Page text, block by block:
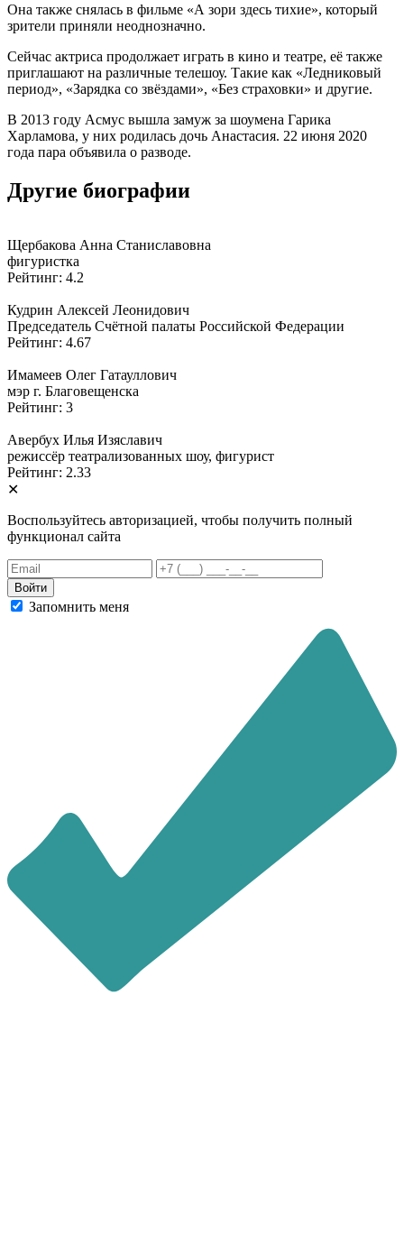
Она также снялась в фильме «А зори здесь тихие», который
зрители приняли неоднозначно.
Сейчас актриса продолжает играть в кино и театре, её также
приглашают на различные телешоу. Такие как «Ледниковый
период», «Зарядка со звёздами», «Без страховки» и другие.
В 2013 году Асмус вышла замуж за шоумена Гарика
Харламова, у них родилась дочь Анастасия. 22 июня 2020
года пара объявила о разводе.
Другие биографии
Щербакова Анна Станиславовна
фигуристка
Рейтинг: 4.2
Кудрин Алексей Леонидович
Председатель Счётной палаты Российской Федерации
Рейтинг: 4.67
Имамеев Олег Гатауллович
мэр г. Благовещенска
Рейтинг: 3
Авербух Илья Изяславич
режиссёр театрализованных шоу, фигурист
Рейтинг: 2.33
✕
Воспользуйтесь авторизацией, чтобы получить полный
функционал сайта
Запомнить меня